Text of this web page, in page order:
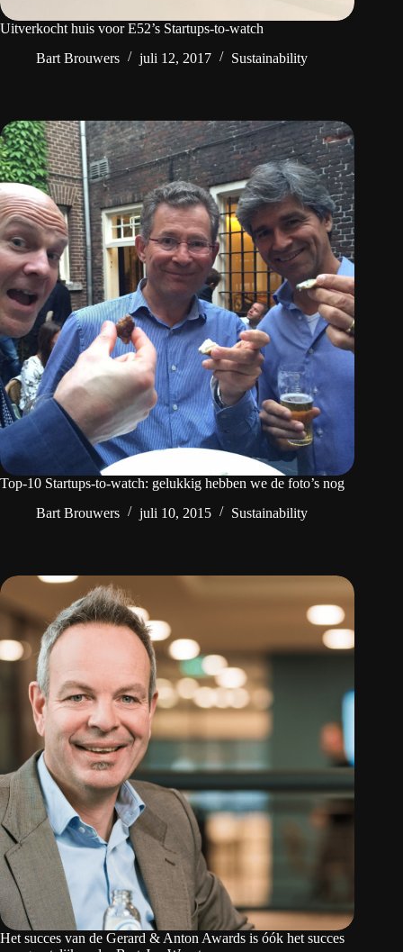
Uitverkocht huis voor E52’s Startups-to-watch
Bart Brouwers
juli 12, 2017 Sustainability
Top-10 Startups-to-watch: gelukkig hebben we de foto’s nog
Bart Brouwers
juli 10, 2015 Sustainability
Het succes van de Gerard & Anton Awards is óók het succes